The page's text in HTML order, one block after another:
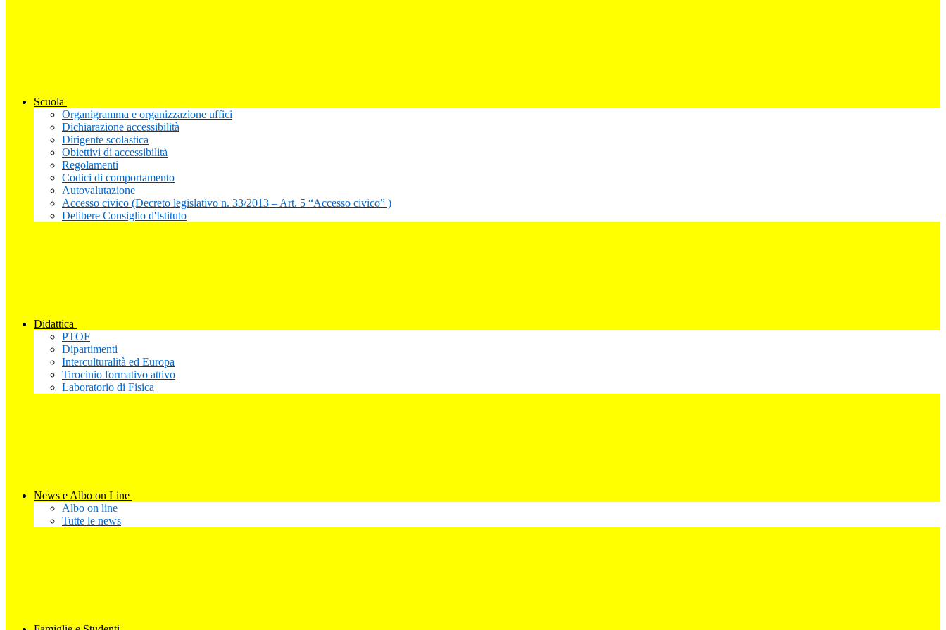
Scuola
Organigramma e organizzazione uffici
Dichiarazione accessibilità
Dirigente scolastica
Obiettivi di accessibilità
Regolamenti
Codici di comportamento
Autovalutazione
Accesso civico (Decreto legislativo n. 33/2013 – Art. 5 “Accesso civico” )
Delibere Consiglio d'Istituto
Didattica
PTOF
Dipartimenti
Interculturalità ed Europa
Tirocinio formativo attivo
Laboratorio di Fisica
News e Albo on Line
Albo on line
Tutte le news